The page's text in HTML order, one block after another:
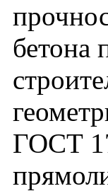
бетона
ГОСТ